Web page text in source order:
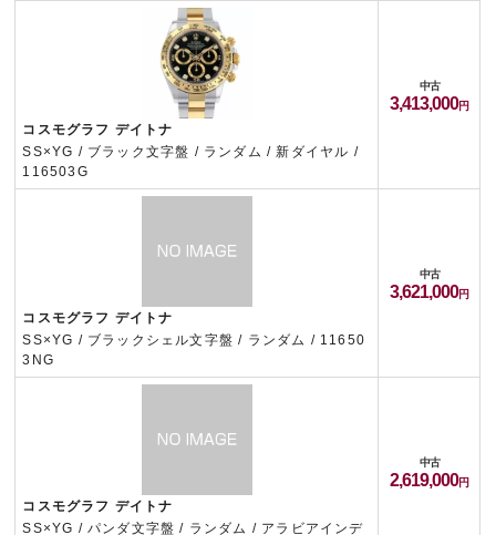
コスモグラフ デイトナ
SS×YG / ブラック文字盤 / ランダム / 新ダイヤル /
116503G
中古
3,413,000
コスモグラフ デイトナ
SS×YG / ブラックシェル文字盤 / ランダム / 11650
3NG
中古
3,621,000
コスモグラフ デイトナ
SS×YG / パンダ文字盤 / ランダム / アラビアインデ
中古
2,619,000